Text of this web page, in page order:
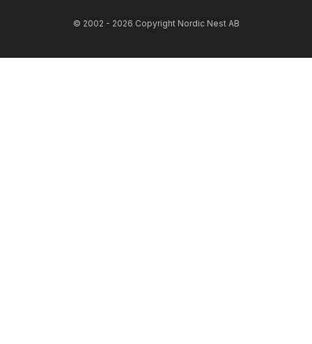
© 2002 - 2026 Copyright Nordic Nest AB